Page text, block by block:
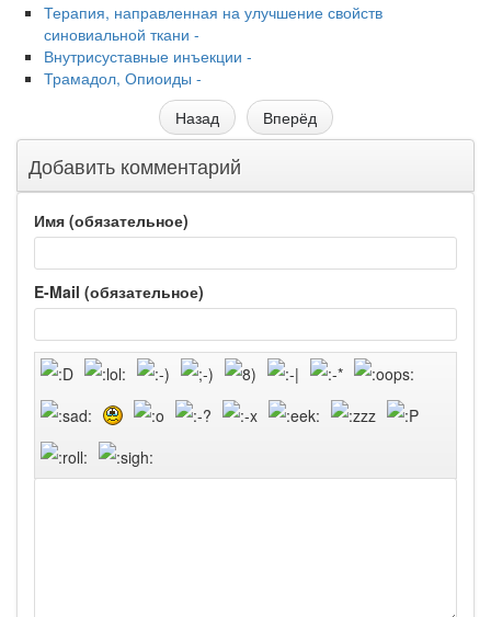
Терапия, направленная на улучшение свойств
синовиальной ткани -
Внутрисуставные инъекции -
Трамадол, Опиоиды -
Назад
Вперёд
Добавить комментарий
Имя (обязательное)
E-Mail (обязательное)